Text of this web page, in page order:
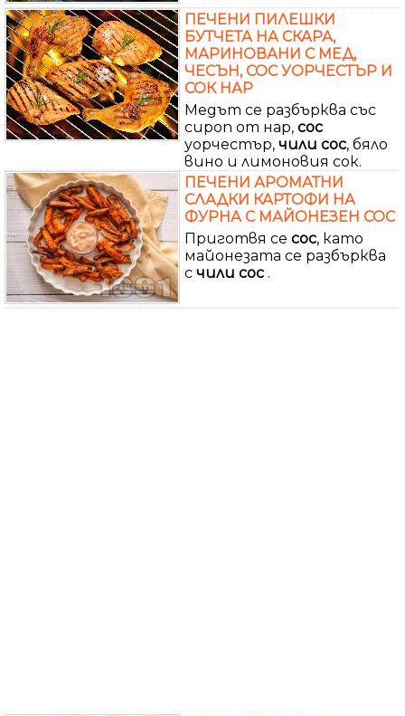
ПЕЧЕНИ ПИЛЕШКИ
БУТЧЕТА НА СКАРА,
МАРИНОВАНИ С МЕД,
ЧЕСЪН, СОС УОРЧЕСТЪР И
СОК НАР
Медът се разбърква със
сироп от нар, сос
уорчестър, чили сос, бяло
вино и лимоновия сок.
ПЕЧЕНИ АРОМАТНИ
СЛАДКИ КАРТОФИ НА
ФУРНА С МАЙОНЕЗЕН СОС
Приготвя се сос, като
майонезата се разбърква
с чили сос .